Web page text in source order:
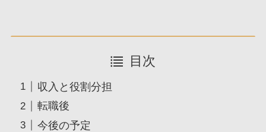
目次
収入と役割分担
転職後
今後の予定